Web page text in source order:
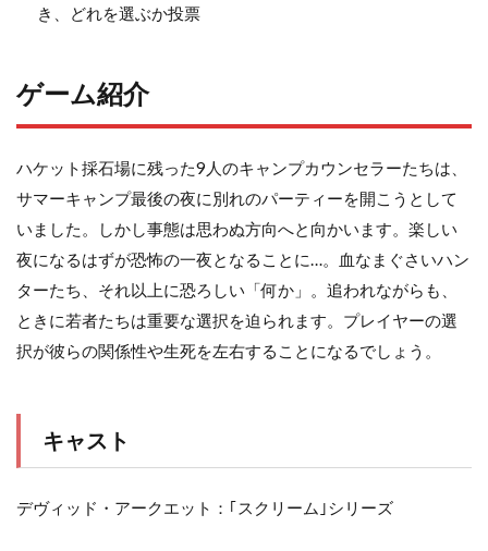
き、どれを選ぶか投票
ゲーム紹介
ハケット採石場に残った9人のキャンプカウンセラーたちは、
サマーキャンプ最後の夜に別れのパーティーを開こうとして
いました。しかし事態は思わぬ方向へと向かいます。楽しい
夜になるはずが恐怖の一夜となることに…。血なまぐさいハン
ターたち、それ以上に恐ろしい「何か」。追われながらも、
ときに若者たちは重要な選択を迫られます。プレイヤーの選
択が彼らの関係性や生死を左右することになるでしょう。
キャスト
デヴィッド・アークエット：｢スクリーム｣シリーズ